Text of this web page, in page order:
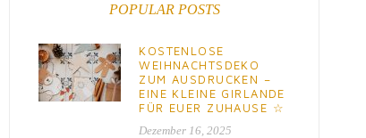
POPULAR POSTS
KOSTENLOSE
WEIHNACHTSDEKO
ZUM AUSDRUCKEN –
EINE KLEINE GIRLANDE
FÜR EUER ZUHAUSE ☆
Dezember 16, 2025